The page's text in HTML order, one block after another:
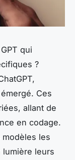
qui
?
Ces
allant de
en codage.
les
leurs